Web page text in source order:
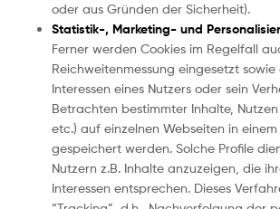
oder aus Gründen der Sicherheit).
Statistik-, Marketing- und
Ferner werden Cookies im Regelfall
Reichweitenmessung eingesetzt
Interessen eines Nutzers oder sein
Betrachten bestimmter Inhalte,
etc.) auf einzelnen Webseiten in
gespeichert werden. Solche Profile
Nutzern z.B. Inhalte anzuzeigen, die
Interessen entsprechen. Dieses